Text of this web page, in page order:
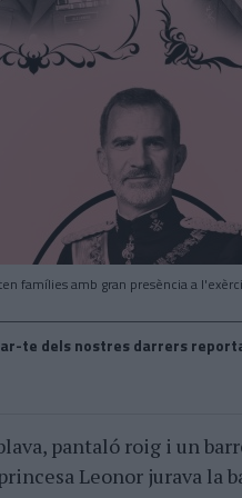
famílies amb gran presència a
te dels nostres darrers
pantaló roig i un
Leonor jurava la